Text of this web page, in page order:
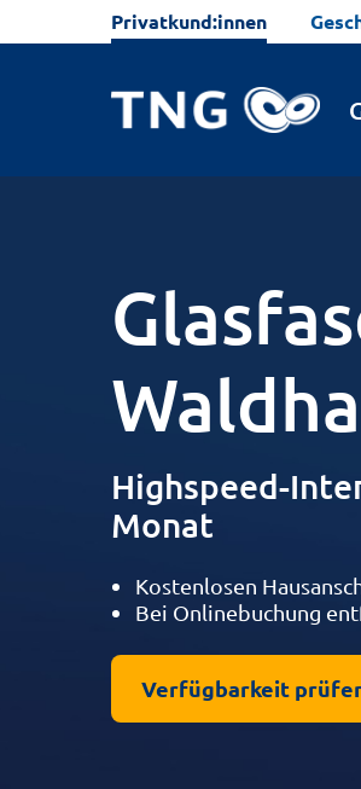
Privatkund:innen
Highspeed-
Monat
Kostenlosen
Bei Onlinebuchung
Verfügbarkeit